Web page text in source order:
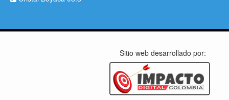
Sitio web desarrollado por: